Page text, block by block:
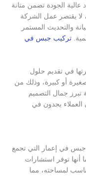
عالية الجودة تضمن متانة
لا يقتصر عمل الشركة
والتحديث المستمر
تركيب جبس في
في تقديم حلول
أو كبيرة، وذلك من
جمال التصميم
العملاء يجدون في
في إعمار التي تجمع
أنها توفر استشارات
لمساحته، مما